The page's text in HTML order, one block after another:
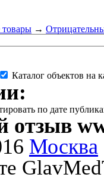
→
Каталог объектов на
по дате
отзыв
Москва